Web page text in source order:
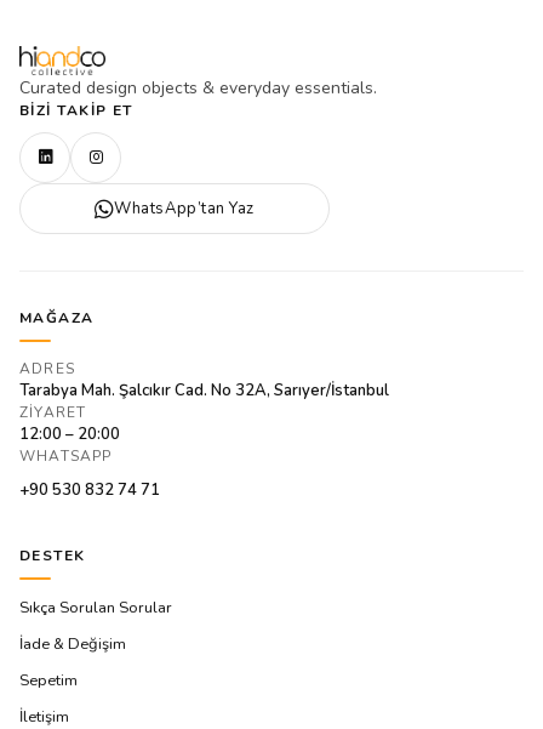
Curated design objects & everyday essentials.
BIZI TAKIP ET
WhatsApp’tan Yaz
MAĞAZA
ADRES
Tarabya Mah. Şalcıkır Cad. No 32A, Sarıyer/İstanbul
ZIYARET
12:00 – 20:00
WHATSAPP
+90 530 832 74 71
DESTEK
Sıkça Sorulan Sorular
İade & Değişim
Sepetim
İletişim